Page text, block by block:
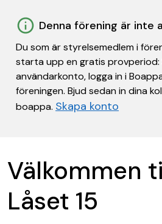
Denna förening är inte
Du som är styrelsemedlem i
starta upp en gratis
användarkonto, logga in i
föreningen. Bjud sedan in dina
boappa. Skapa konto
Välkommen
Låset 15